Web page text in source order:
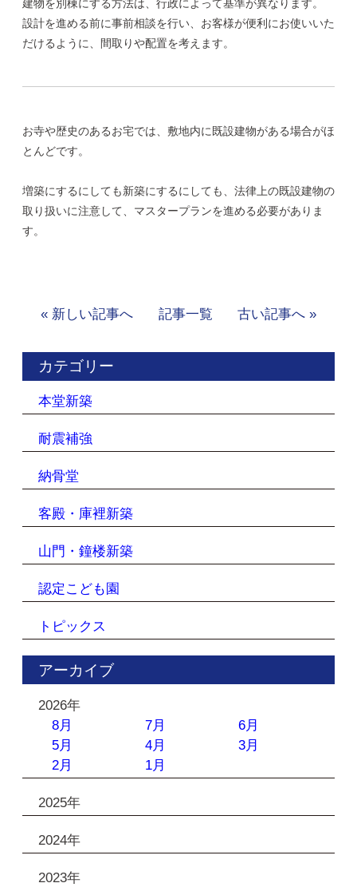
建物を別棟にする方法は、行政によって基準が異なります。
設計を進める前に事前相談を行い、お客様が便利にお使いいた
だけるように、間取りや配置を考えます。
お寺や歴史のあるお宅では、敷地内に既設建物がある場合がほ
とんどです。
増築にするにしても新築にするにしても、法律上の既設建物の
取り扱いに注意して、マスタープランを進める必要がありま
す。
« 新しい記事へ 記事一覧 古い記事へ »
カテゴリー
本堂新築
耐震補強
納骨堂
客殿・庫裡新築
山門・鐘楼新築
認定こども園
トピックス
アーカイブ
2026年
8月
7月
6月
5月
4月
3月
2月
1月
2025年
2024年
2023年